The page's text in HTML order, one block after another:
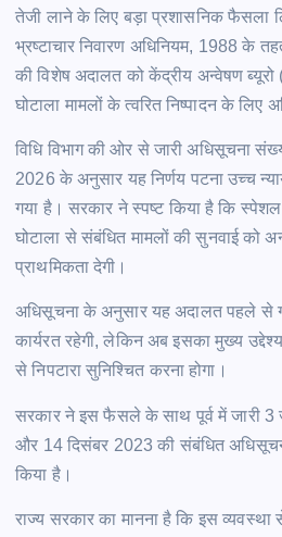
तेजी लाने के लिए बड़ा प्रशासनिक फैसला
भ्रष्टाचार निवारण अधिनियम, 1988 के
की विशेष अदालत को केंद्रीय अन्वेषण ब्यूरो
घोटाला मामलों के त्वरित निष्पादन के लिए
विधि विभाग की ओर से जारी अधिसूचना
2026 के अनुसार यह निर्णय पटना उच्च
गया है। सरकार ने स्पष्ट किया है कि
घोटाला से संबंधित मामलों की सुनवाई को
प्राथमिकता देगी।
अधिसूचना के अनुसार यह अदालत पहले से
कार्यरत रहेगी, लेकिन अब इसका मुख्य उद्देश्य
से निपटारा सुनिश्चित करना होगा।
सरकार ने इस फैसले के साथ पूर्व में जारी
और 14 दिसंबर 2023 की संबंधित
किया है।
राज्य सरकार का मानना है कि इस